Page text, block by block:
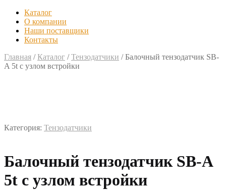
Каталог
О компании
Наши поставщики
Контакты
Главная / Каталог /Тензодатчики /Балочный тензодатчик SB-
A 5t с узлом встройки
Категория: Тензодатчики
Балочный тензодатчик SB-A
5t с узлом встройки